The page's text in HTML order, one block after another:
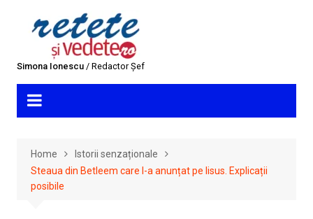
Simona Ionescu/ Redactor Șef
Home
Istorii senzaționale
Steaua din Betleem care l-a anunțat pe Iisus. Explicații
posibile